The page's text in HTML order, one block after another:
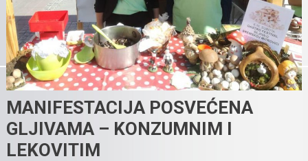
MANIFESTACIJA POSVEĆENA
GLJIVAMA – KONZUMNIM I
LEKOVITIM